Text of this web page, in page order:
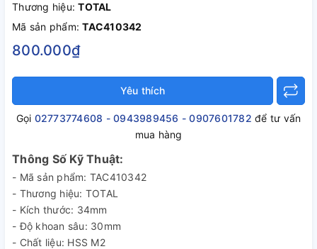
Thương hiệu:TOTAL
Mã sản phẩm:TAC410342
800.000₫
Yêu thích
Gọi 02773774608 - 0943989456 - 0907601782 để tư vấn
mua hàng
Thông Số Kỹ Thuật:
- Mã sản phẩm: TAC410342
- Thương hiệu: TOTAL
- Kích thước: 34mm
- Độ khoan sâu: 30mm
- Chất liệu: HSS M2